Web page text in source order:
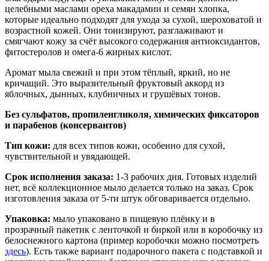
целебными маслами ореха макадамии и семян хлопка,
которые идеально подходят для ухода за сухой, шероховатой и
возрастной кожей. Они тонизируют, разглаживают и
смягчают кожу за счёт высокого содержания антиоксидантов,
фитостеролов и омега-6 жирных кислот.
Аромат мыла свежий и при этом тёплый, яркий, но не
кричащий. Это выразительный фруктовый аккорд из
яблочных, дынных, клубничных и грушёвых тонов.
Без сульфатов, пропиленгликоля, химических фиксаторов
и парабенов (консервантов)
Тип кожи: для всех типов кожи, особенно для сухой,
чувствительной и увядающей.
Срок исполнения заказа: 1-3 рабочих дня. Готовых изделий
нет, всё коллекционное мыло делается только на заказ. Срок
изготовления заказа от 5-ти штук обговаривается отдельно.
Упаковка: мыло упаковано в пищевую плёнку и в
прозрачный пакетик с ленточкой и биркой или в коробочку из
белоснежного картона (пример коробочки можно посмотреть
здесь). Есть также вариант подарочного пакета с подставкой и